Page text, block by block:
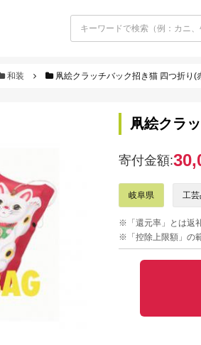
和装 凧絵クラッチバック招き猫 四つ折り(
凧絵クラ
寄付金額:
岐阜県 工
※「還元率」とは返
※「控除上限額」の